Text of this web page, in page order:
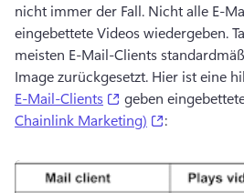
nicht immer der Fall. Nicht alle E-
eingebettete Videos wiedergeben.
meisten E-Mail-Clients
Image zurückgesetzt. Hier ist eine
E-Mail-Clients
(opens in a new
geben
Chainlink Marketing)
(opens in a
: